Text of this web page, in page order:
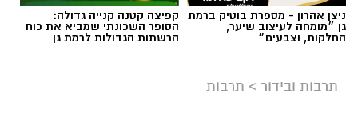
ניצן אהרון - מספרת בוטיק ברמת
גן ״מומחה לעיצוב שיער,
החלקות, וצבעים״
קפיצה קטנה קנייה גדולה:
הסופר השכונתי שמביא את כוח
הרשתות הגדולות לרמת גן
תרבות ובידור > תרבות